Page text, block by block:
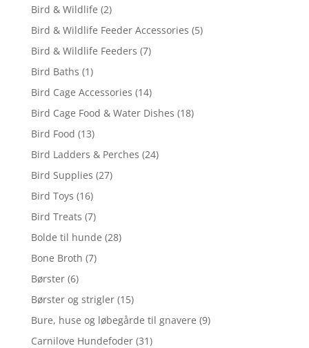
Bird & Wildlife (2)
Bird & Wildlife Feeder Accessories (5)
Bird & Wildlife Feeders (7)
Bird Baths (1)
Bird Cage Accessories (14)
Bird Cage Food & Water Dishes (18)
Bird Food (13)
Bird Ladders & Perches (24)
Bird Supplies (27)
Bird Toys (16)
Bird Treats (7)
Bolde til hunde (28)
Bone Broth (7)
Børster (6)
Børster og strigler (15)
Bure, huse og løbegårde til gnavere (9)
Carnilove Hundefoder (31)